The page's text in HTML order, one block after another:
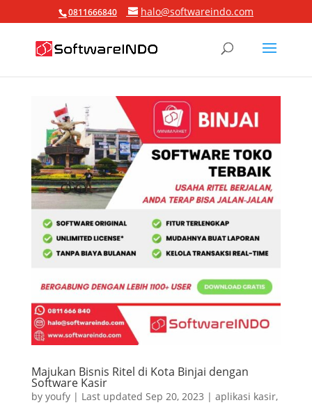
0811666840 halo@softwareindo.com
Majukan Bisnis Ritel di Kota Binjai dengan
Software Kasir
by youfy| Last updated Sep 20, 2023 | aplikasi kasir,